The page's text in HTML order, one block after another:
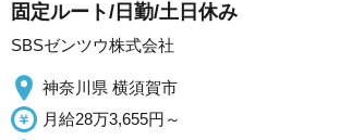
固定ルート/日勤/土日休み
SBSゼンツウ株式会社
神奈川県 横須賀市
月給28万3,655円～